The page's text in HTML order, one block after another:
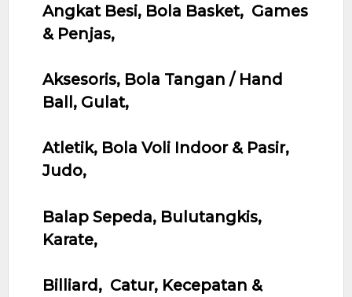
Angkat Besi, Bola Basket, Games
& Penjas,
Aksesoris, Bola Tangan / Hand
Ball, Gulat,
Atletik, Bola Voli Indoor & Pasir,
Judo,
Balap Sepeda, Bulutangkis,
Karate,
Billiard, Catur, Kecepatan &